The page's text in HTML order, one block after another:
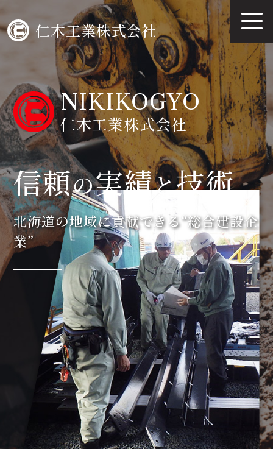
仁木工業株式会社
NIKIKOGYO
仁木工業株式会社
信頼の実績と技術
北海道の地域に貢献できる“総合建設企
業”